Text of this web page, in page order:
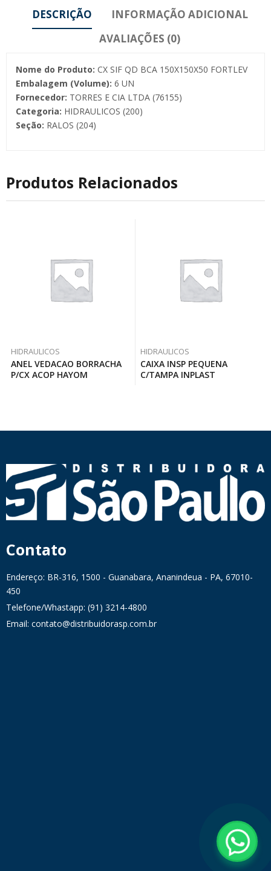
DESCRIÇÃO
INFORMAÇÃO ADICIONAL
AVALIAÇÕES (0)
Nome do Produto: CX SIF QD BCA 150X150X50 FORTLEV
Embalagem (Volume): 6 UN
Fornecedor: TORRES E CIA LTDA (76155)
Categoria: HIDRAULICOS (200)
Seção: RALOS (204)
Produtos Relacionados
HIDRAULICOS
ANEL VEDACAO BORRACHA
P/CX ACOP HAYOM
HIDRAULICOS
CAIXA INSP PEQUENA
C/TAMPA INPLAST
Contato
Endereço: BR-316, 1500 - Guanabara, Ananindeua - PA, 67010-
450
Telefone/Whastapp: (91) 3214-4800
Email: contato@distribuidorasp.com.br